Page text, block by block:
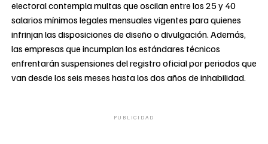
electoral contempla multas que oscilan entre los 25 y 40
salarios mínimos legales mensuales vigentes para quienes
infrinjan las disposiciones de diseño o divulgación. Además,
las empresas que incumplan los estándares técnicos
enfrentarán suspensiones del registro oficial por periodos que
van desde los seis meses hasta los dos años de inhabilidad.
PUBLICIDAD